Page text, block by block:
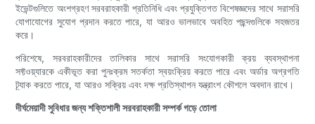
ইভেন্টগুলিতে অংশগ্রহণ সরবরাহকারী প্রতিনিধি এবং প্রযুক্তিগত বিশেষজ্ঞদের সাথে সরাসরি
যোগাযোগের সুযোগ প্রদান করতে পারে, যা আরও ভালভাবে অবহিত পছন্দগুলিকে সহজতর
করে।
পরিশেষে, সরবরাহকারীদের তালিকার সাথে সরাসরি সংযোগকারী ক্রয় ব্যবস্থাপনা
সফ্টওয়্যারকে একীভূত করা পুনঃক্রম সতর্কতা স্বয়ংক্রিয় করতে পারে এবং অর্ডার অগ্রগতি
ট্র্যাক করতে পারে, যা আরও সক্রিয় এবং দক্ষ প্রতিস্থাপন যন্ত্রাংশ কৌশলে অবদান রাখে।
দীর্ঘমেয়াদী সুবিধার জন্য শক্তিশালী সরবরাহকারী সম্পর্ক গড়ে তোলা